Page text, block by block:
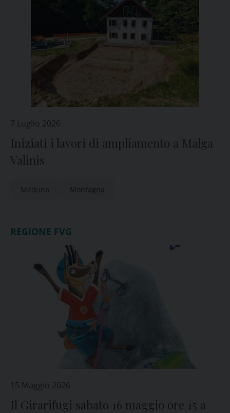
7 Luglio 2026
Iniziati i lavori di ampliamento a Malga
Valinis
Meduno Montagna
REGIONE FVG
15 Maggio 2026
Il Girarifugi sabato 16 maggio ore 15 a